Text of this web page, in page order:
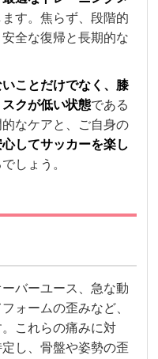
す。焦らず、段階的
全な復帰と長期的な
ことだけでなく、膝
クが低い状態である
なケアと、ご自身の
心してサッカーを楽し
しょう。
バーユース、急な動
ォームの歪みなど、
これらの痛みに対
し、骨盤や姿勢の歪